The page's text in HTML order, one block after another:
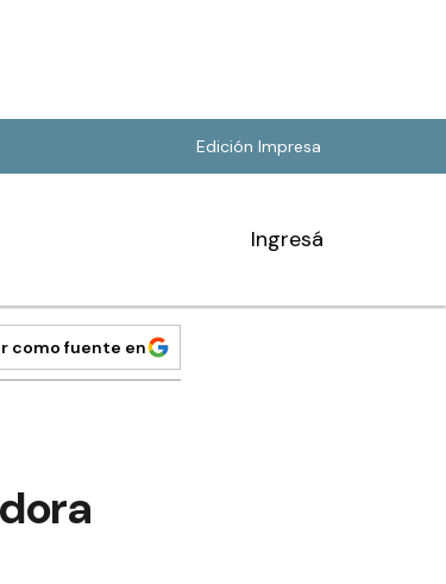
Edición Impresa
Ingresá
como fuente en